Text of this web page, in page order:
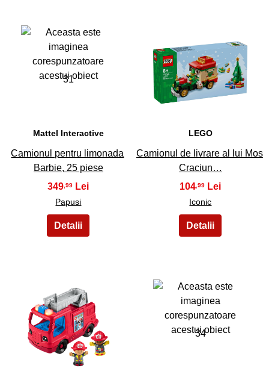
31
Mattel Interactive
Camionul pentru limonada
Barbie, 25 piese
349 ,99
Papusi
32
LEGO
Camionul de livrare al lui Mos
Craciun…
104 ,99
Iconic
33 34